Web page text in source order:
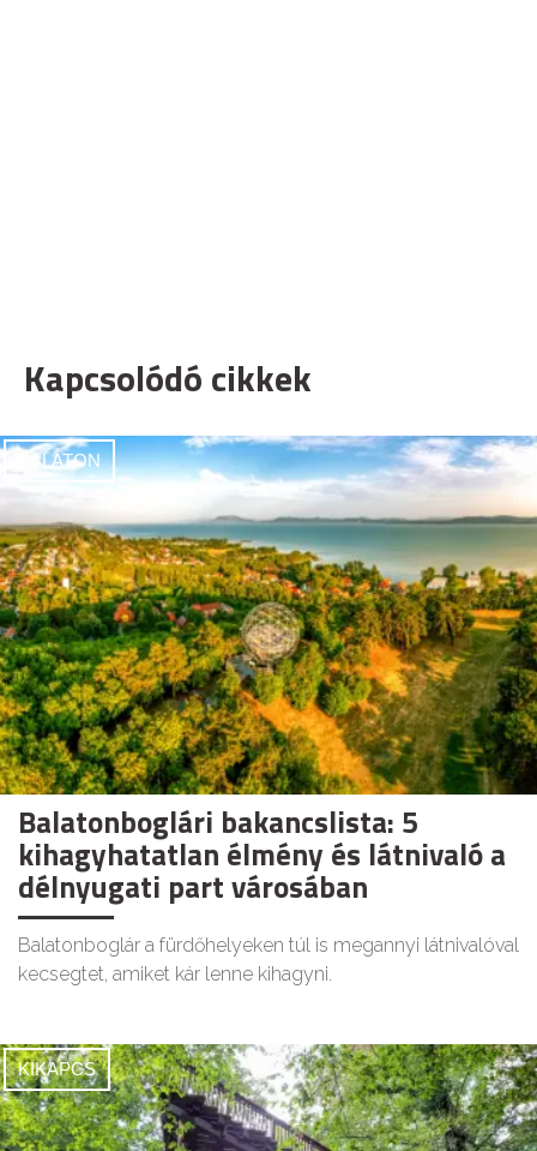
Kapcsolódó cikkek
BALATON
Balatonboglári bakancslista: 5
kihagyhatatlan élmény és látnivaló a
délnyugati part városában
Balatonboglár a fürdőhelyeken túl is megannyi látnivalóval
kecsegtet, amiket kár lenne kihagyni.
KIKAPCS